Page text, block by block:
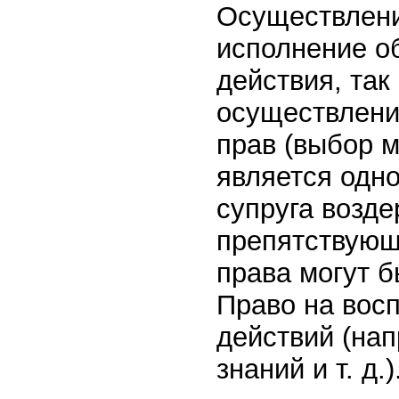
исполнение
действия,
прав (выбор
является
супруга
права могут
Право на
действий
знаний и т.